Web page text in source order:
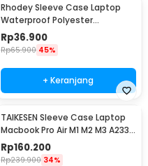
Rhodey Sleeve Case Laptop
Waterproof Polyester
Neoprene Bag 15.6 Inch - L123F
Rp36.900
Rp65.900 45%
+ Keranjang
TAIKESEN Sleeve Case Laptop
Macbook Pro Air M1 M2 M3 A2337
A2338 13 Inch - PW42
Rp160.200
Rp239.900 34%